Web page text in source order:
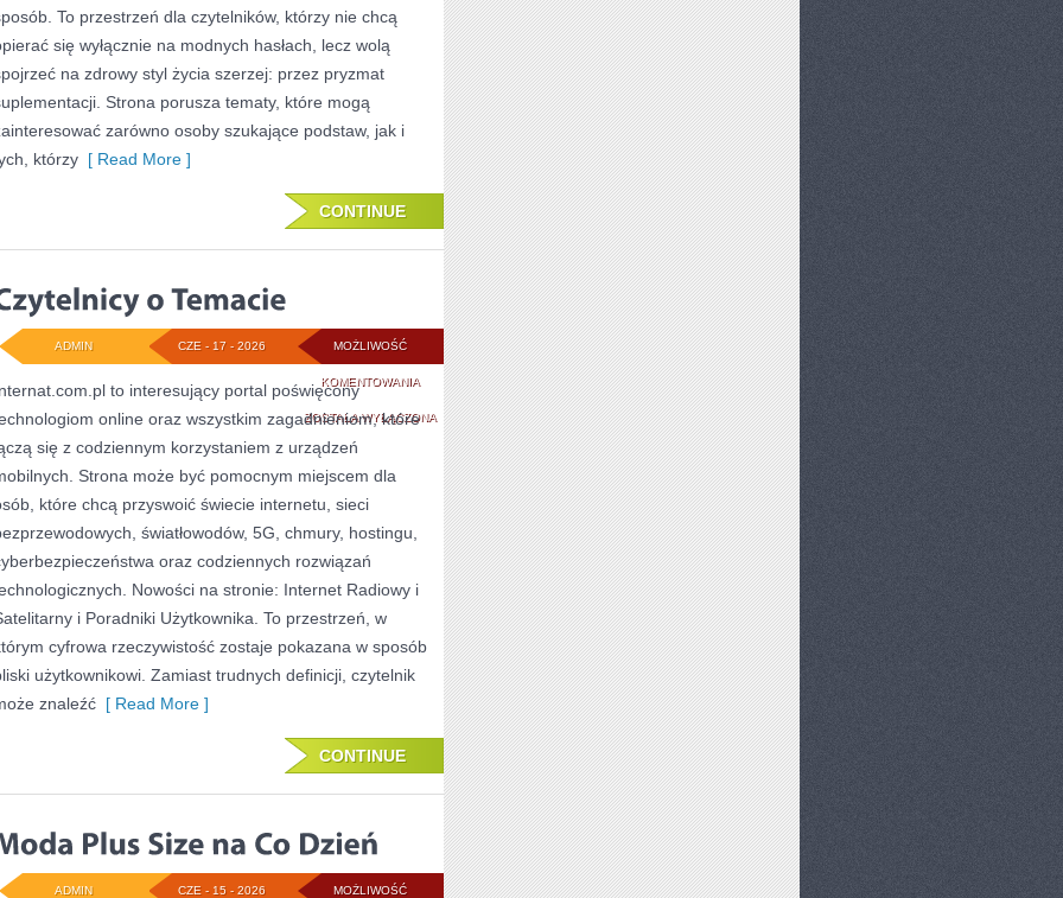
To przestrzeń dla czytelników, którzy nie chcą
się wyłącznie na modnych hasłach, lecz wolą
na zdrowy styl życia szerzej: przez pryzmat
Strona porusza tematy, które mogą
zarówno osoby szukające podstaw, jak i
którzy [ Read More ]
CONTINUE
MOŻLIWOŚĆ
KOMENTOWANIACZYTELNICY
O
TEMACIE
ZOSTAŁA WYŁĄCZONA
CZE - 17 - 2026
ADMIN
to interesujący portal poświęcony
online oraz wszystkim zagadnieniom, które
się z codziennym korzystaniem z urządzeń
Strona może być pomocnym miejscem dla
które chcą przyswoić świecie internetu, sieci
światłowodów, 5G, chmury, hostingu,
oraz codziennych rozwiązań
Nowości na stronie: Internet Radiowy i
i Poradniki Użytkownika. To przestrzeń, w
cyfrowa rzeczywistość zostaje pokazana w sposób
użytkownikowi. Zamiast trudnych definicji, czytelnik
znaleźć [ Read More ]
CONTINUE
MOŻLIWOŚĆ
CZE - 15 - 2026
ADMIN